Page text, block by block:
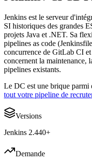
Jenkins est le serveur
SI historiques des grandes
projets Java et .NET. Sa
pipelines as code
concurrence de GitLab CI
concernent la maintenance,
pipelines existants.
Le DC est une brique parmi
tout votre pipeline de
Versions
Jenkins 2.440+
Demande